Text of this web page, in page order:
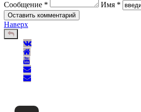
Сообщение * Имя *
Наверх